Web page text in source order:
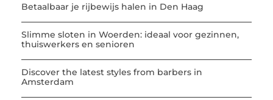
Betaalbaar je rijbewijs halen in Den Haag
Slimme sloten in Woerden: ideaal voor gezinnen,
thuiswerkers en senioren
Discover the latest styles from barbers in
Amsterdam